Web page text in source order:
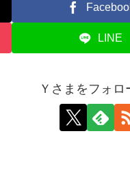
LINE
Ｙさまをフォロ